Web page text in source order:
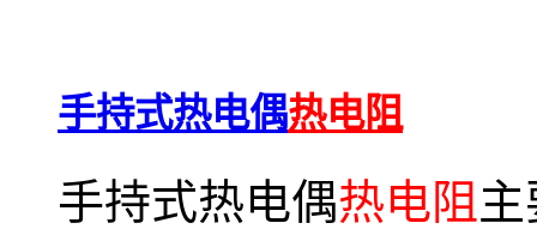
手持式热电偶热电阻
手持式热电偶热电阻